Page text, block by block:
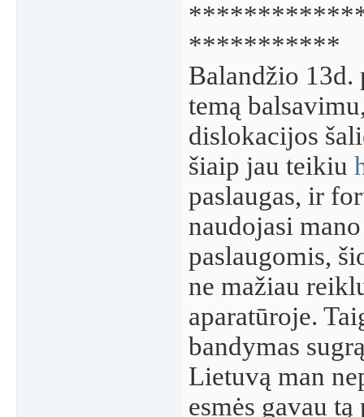
***********
Balandžio 13d.
temą
dislokacijos
šiaip jau teikiu
paslaugas, ir
naudojasi
paslaugomis,
ne mažiau
aparatūroje.
bandymas
Lietuvą man
esmės gavau